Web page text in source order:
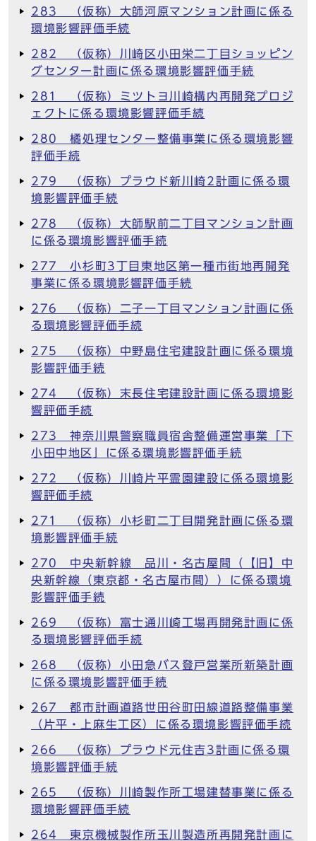
283 （仮称）大師河原マンション計画に係る
環境影響評価手続
282 （仮称）川崎区小田栄二丁目ショッピン
グセンター計画に係る環境影響評価手続
281 （仮称）ミツトヨ川崎構内再開発プロジ
ェクトに係る環境影響評価手続
280 橘処理センター整備事業に係る環境影響
評価手続
279 （仮称）プラウド新川崎2計画に係る環
境影響評価手続
278 （仮称）大師駅前二丁目マンション計画
に係る環境影響評価手続
277 小杉町3丁目東地区第一種市街地再開発
事業に係る環境影響評価手続
276 （仮称）二子一丁目マンション計画に係
る環境影響評価手続
275 （仮称）中野島住宅建設計画に係る環境
影響評価手続
274 （仮称）末長住宅建設計画に係る環境影
響評価手続
273 神奈川県警察職員宿舎整備運営事業「下
小田中地区」に係る環境影響評価手続
272 （仮称）川崎片平霊園建設に係る環境影
響評価手続
271 （仮称）小杉町二丁目開発計画に係る環
境影響評価手続
270 中央新幹線 品川・名古屋間（【旧】中
央新幹線（東京都・名古屋市間））に係る環境
影響評価手続
269 （仮称）富士通川崎工場再開発計画に係
る環境影響評価手続
268 （仮称）小田急バス登戸営業所新築計画
に係る環境影響評価手続
267 都市計画道路世田谷町田線道路整備事業
（片平・上麻生工区）に係る環境影響評価手続
266 （仮称）プラウド元住吉3計画に係る環
境影響評価手続
265 （仮称）川崎製作所工場建替事業に係る
環境影響評価手続
264 東京機械製作所玉川製造所再開発計画に